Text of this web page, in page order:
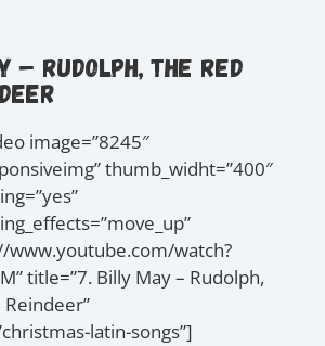
– Rudolph, The Red
image=”8245″
thumb_widht=”400″
www.youtube.com/watch?
title=”7. Billy May – Rudolph,
latin-songs”]